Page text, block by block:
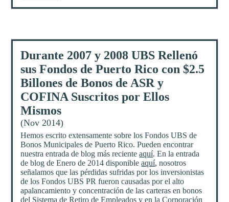
Durante 2007 y 2008 UBS Rellenó
sus Fondos de Puerto Rico con $2.5
Billones de Bonos de ASR y
COFINA Suscritos por Ellos
Mismos
(Nov 2014)
Hemos escrito extensamente sobre los Fondos UBS de
Bonos Municipales de Puerto Rico. Pueden encontrar
nuestra entrada de blog más recienteaquí. En la entrada
de blog de Enero de 2014 disponibleaquí, nosotros
señalamos que las pérdidas sufridas por los inversionistas
de los Fondos UBS PR fueron causadas por el alto
apalancamiento y concentración de las carteras en bonos
del Sistema de Retiro de Empleados y en la Corporación